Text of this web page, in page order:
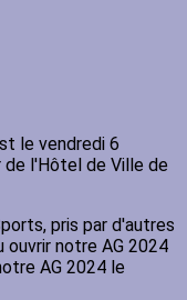
le vendredi 6
l'Hôtel de Ville de
pris par d'autres
notre AG 2024
AG 2024 le